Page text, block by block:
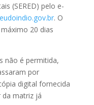
(SERED) pelo e-
. O
20 dias
não é permitida,
por
digital fornecida
da matriz já